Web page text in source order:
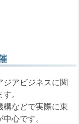
ジアビジネスに関
。
構などで実際に東
心です。